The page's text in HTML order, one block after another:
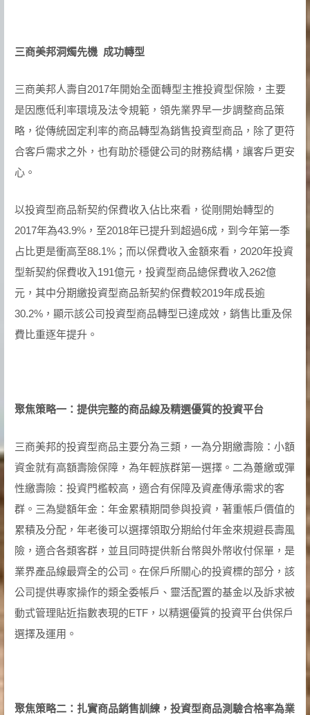
三商美邦洞燭先機 成功轉型
三商美邦人壽自2017年開始全面轉型主推投資型保險，主要
是因應低利率環境及法令規範，領先業界早一步調整商品策
略，從傳統固定利率的商品轉型為銷售投資型商品，除了更符
合客戶需求之外，也有助於穩健公司的財務結構，讓客戶更安
心。
以投資型商品新契約保費收入佔比來看，從剛開始轉型的
2017年為43.9%，至2018年已提升到超過6成，到今年第一季
占比更是衝高至88.1%；而以保費收入金額來看，2020年投資
型新契約保費收入191億元，投資型商品總保費收入262億
元，其中分期繳投資型商品新契約保費較2019年成長逾
30.2%，顯示該公司投資型商品轉型已達成效，銷售比重及保
費比重逐年提升。
聚焦策略一：提供完整的商品線及精選優質的投資平台
三商美邦的投資型商品主要分為三類，一為分期繳壽險：小額
資金就有高額壽險保障，為年輕族群第一選擇。二為躉繳或彈
性繳壽險：投資門檻較高，適合有保障及資產傳承需求的客
群。三為變額年金：年金累積期間參與投資，著重帳戶價值的
累積及分配，年老後可以選擇領取分期給付年金來規避長壽風
險，適合各類客群，並且同時提供新台幣與外幣收付保單，是
業界產品線最齊全的公司。在保戶所關心的投資標的部分，該
公司提供專家操作的類全委帳戶、靈活配置的基金以及訴求被
動式管理貼近指數表現的ETF，以精選優質的投資平台供保戶
選擇及運用。
聚焦策略二：扎實商品銷售訓練，投資型商品測驗合格率為業